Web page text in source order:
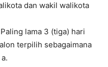
dan wakil walikota
lama 3 (tiga) hari
terpilih sebagaimana